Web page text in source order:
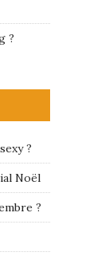
?
?
Noël
?